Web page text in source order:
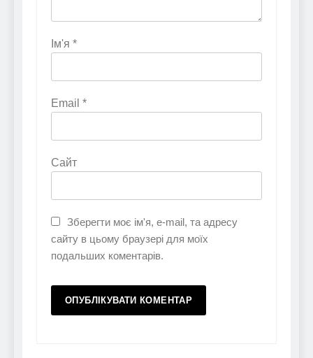
Ім'я *
Email *
Сайт
Зберегти моє ім'я, e-mail, та адресу
сайту в цьому браузері для моїх
подальших коментарів.